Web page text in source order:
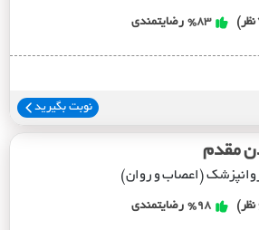
%83 رضایتمندی
نوبت بگیرید
مقدم
(اعصاب و روان)
%98 رضایتمندی